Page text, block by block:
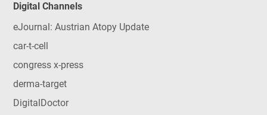
Digital Channels
eJournal: Austrian Atopy Update
car-t-cell
congress x-press
derma-target
DigitalDoctor